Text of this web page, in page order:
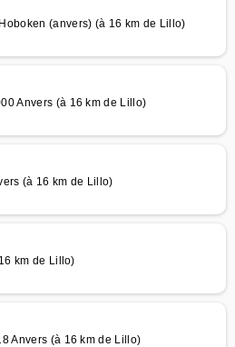
(anvers) (à 16 km de Lillo)
Anvers (à 16 km de Lillo)
(à 16 km de Lillo)
km de Lillo)
Anvers (à 16 km de Lillo)